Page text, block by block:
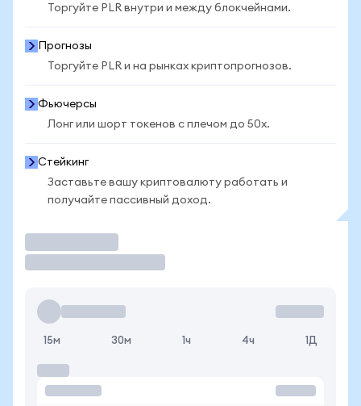
Торгуйте PLR внутри и между блокчейнами.
Прогнозы
Торгуйте PLR и на рынках криптопрогнозов.
Фьючерсы
Лонг или шорт токенов с плечом до 50x.
Стейкинг
Заставьте вашу криптовалюту работать и
получайте пассивный доход.
15м 30м 1ч 4ч 1Д